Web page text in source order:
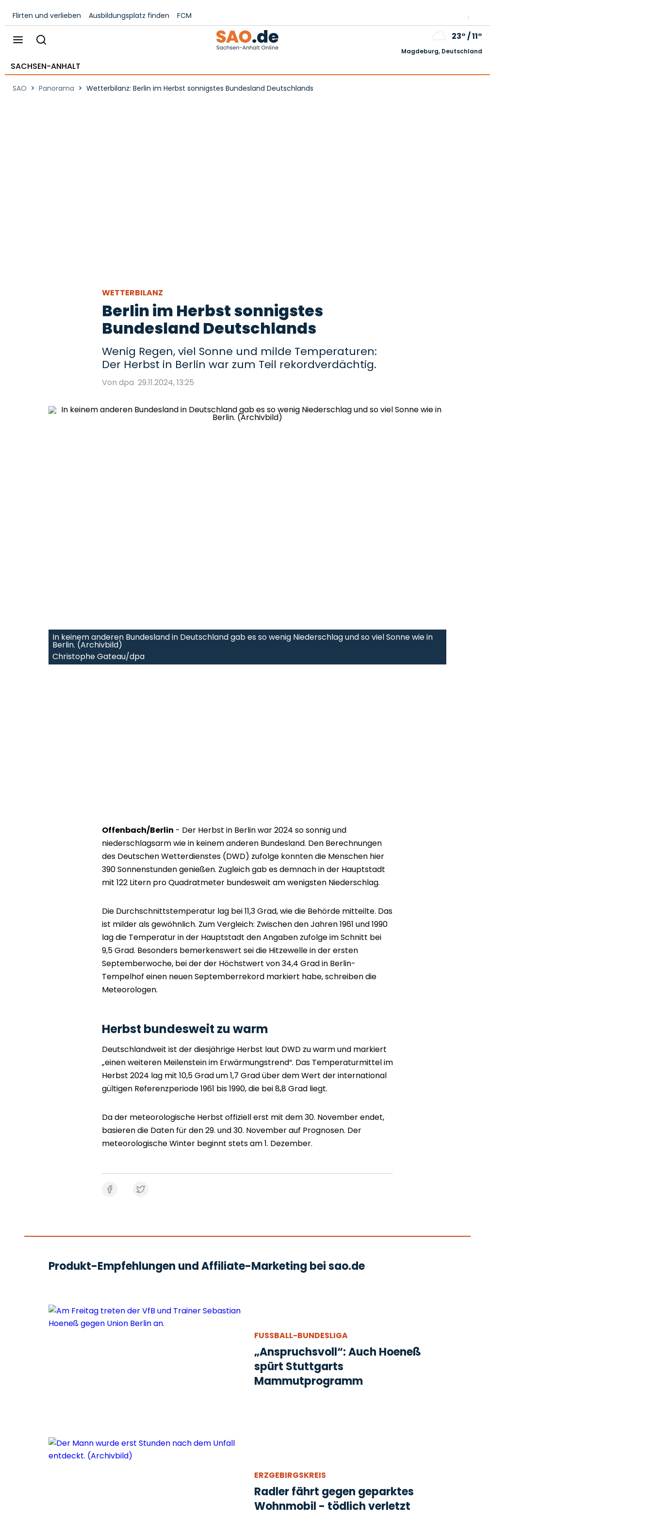
Flirten und verlieben Ausbildungsplatz finden FCM
23°/11°
Magdeburg, Deutschland
SACHSEN-ANHALT
SAO > Panorama > Wetterbilanz: Berlin im Herbst sonnigstes Bundesland Deutschlands
WETTERBILANZ
Berlin im Herbst sonnigstes
Bundesland Deutschlands
Wenig Regen, viel Sonne und milde Temperaturen:
Der Herbst in Berlin war zum Teil rekordverdächtig.
Von dpa 29.11.2024, 13:25
In keinem anderen Bundesland in Deutschland gab es so wenig Niederschlag und so viel Sonne wie in
Berlin. (Archivbild)
Christophe Gateau/dpa
Offenbach/Berlin - Der Herbst in Berlin war 2024 so sonnig und
niederschlagsarm wie in keinem anderen Bundesland. Den Berechnungen
des Deutschen Wetterdienstes (DWD) zufolge konnten die Menschen hier
390 Sonnenstunden genießen. Zugleich gab es demnach in der Hauptstadt
mit 122 Litern pro Quadratmeter bundesweit am wenigsten Niederschlag.
Die Durchschnittstemperatur lag bei 11,3 Grad, wie die Behörde mitteilte. Das
ist milder als gewöhnlich. Zum Vergleich: Zwischen den Jahren 1961 und 1990
lag die Temperatur in der Hauptstadt den Angaben zufolge im Schnitt bei
9,5 Grad. Besonders bemerkenswert sei die Hitzewelle in der ersten
Septemberwoche, bei der der Höchstwert von 34,4 Grad in Berlin-
Tempelhof einen neuen Septemberrekord markiert habe, schreiben die
Meteorologen.
Herbst bundesweit zu warm
Deutschlandweit ist der diesjährige Herbst laut DWD zu warm und markiert
„einen weiteren Meilenstein im Erwärmungstrend“. Das Temperaturmittel im
Herbst 2024 lag mit 10,5 Grad um 1,7 Grad über dem Wert der international
gültigen Referenzperiode 1961 bis 1990, die bei 8,8 Grad liegt.
Da der meteorologische Herbst offiziell erst mit dem 30. November endet,
basieren die Daten für den 29. und 30. November auf Prognosen. Der
meteorologische Winter beginnt stets am 1. Dezember.
Produkt-Empfehlungen und Affiliate-Marketing bei sao.de
FUSSBALL-BUNDESLIGA
„Anspruchsvoll“: Auch Hoeneß
spürt Stuttgarts
Mammutprogramm
ERZGEBIRGSKREIS
Radler fährt gegen geparktes
Wohnmobil - tödlich verletzt